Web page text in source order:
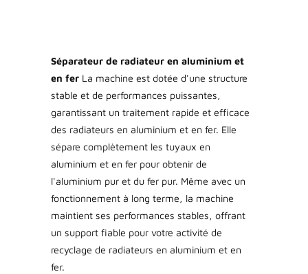
Séparateur de radiateur en aluminium et
en ferLa machine est dotée d'une structure
stable et de performances puissantes,
garantissant un traitement rapide et efficace
des radiateurs en aluminium et en fer. Elle
sépare complètement les tuyaux en
aluminium et en fer pour obtenir de
l'aluminium pur et du fer pur. Même avec un
fonctionnement à long terme, la machine
maintient ses performances stables, offrant
un support fiable pour votre activité de
recyclage de radiateurs en aluminium et en
fer.